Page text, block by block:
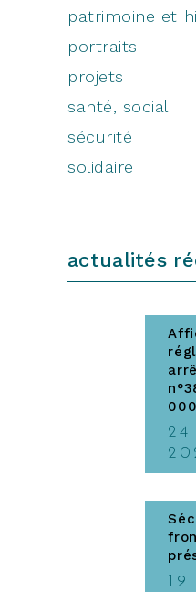
patrimoine et
portraits
projets
santé, social
sécurité
solidaire
actualités
24
19